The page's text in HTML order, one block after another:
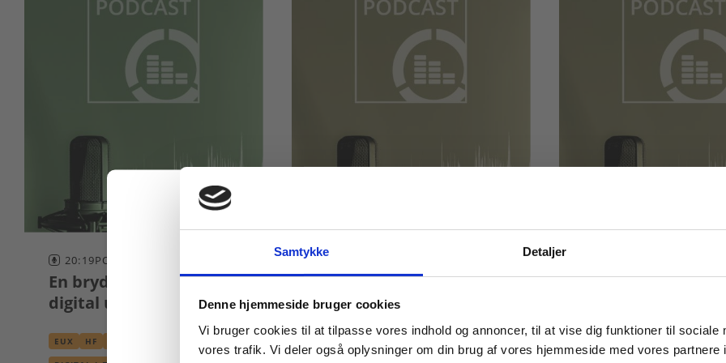
Samtykke Detaljer
Denne hjemmeside bruger cookies
Vi bruger cookies til at tilpasse vores indhold og annoncer, til at vise dig funktioner til sociale
vores trafik. Vi deler også oplysninger om din brug af vores hjemmeside med vores partnere
20:19PODCAST
En brydningstid for
digital undervisning?
EUX HF
Om digital dannelse
DIGITAL LÆRING PODCAST
Om adaptiv
DIGITAL LÆRING
Køb læremidler og find masterclasses mm.
Tilgå